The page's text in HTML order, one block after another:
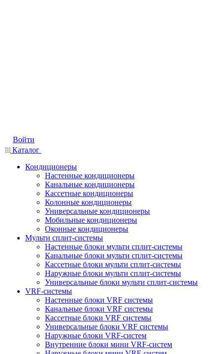
Войти
Каталог
Кондиционеры
Настенные кондиционеры
Канальные кондиционеры
Кассетные кондиционеры
Колонные кондиционеры
Универсальные кондиционеры
Мобильные кондиционеры
Оконные кондиционеры
Мульти сплит-системы
Настенные блоки мульти сплит-системы
Канальные блоки мульти сплит-системы
Кассетные блоки мульти сплит-системы
Наружные блоки мульти сплит-системы
Универсальные блоки мульти сплит-системы
VRF-системы
Настенные блоки VRF системы
Канальные блоки VRF системы
Кассетные блоки VRF системы
Универсальные блоки VRF системы
Наружные блоки VRF-систем
Внутренние блоки мини VRF-систем